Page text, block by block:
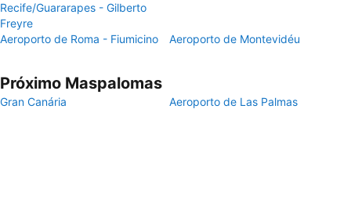
Recife/Guararapes - Gilberto
Freyre
Aeroporto de Roma - Fiumicino Aeroporto de Montevidéu
Próximo Maspalomas
Gran Canária Aeroporto de Las Palmas